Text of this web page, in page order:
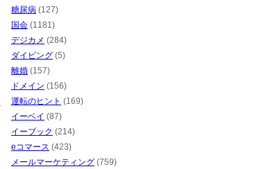
糖尿病 (127)
国会 (1181)
デジカメ (284)
ダイビング (5)
離婚 (157)
ドメイン (156)
運転のヒント (169)
イーベイ (87)
イーブック (214)
eコマース (423)
メールマーケティング (759)